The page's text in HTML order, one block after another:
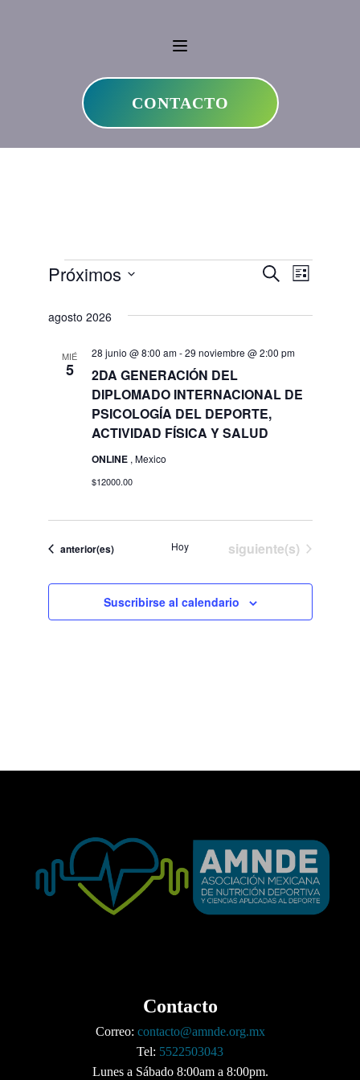
CONTACTO
Eventos
de
búsqueda
y
vistas
Buscar
Evento
Lista
Próximos
la
agosto 2026
MIÉ
5
2DA GENERACIÓN DEL
DIPLOMADO INTERNACIONAL DE
PSICOLOGÍA DEL DEPORTE,
ACTIVIDAD FÍSICA Y SALUD
28 junio @ 8:00 am-29 noviembre @ 2:00 pm
ONLINE , Mexico
$12000.00
Eventos
anterior(es) Hoy Eventos
siguiente(s)
Suscribirse al calendario
Contacto
Correo: contacto@amnde.org.mx
Tel: 5522503043
Lunes a Sábado 8:00am a 8:00pm.